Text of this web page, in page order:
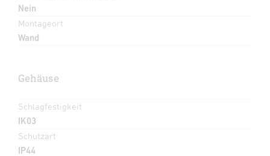
Nein
Montageort
Wand
Gehäuse
Schlagfestigkeit
IK03
Schutzart
IP44